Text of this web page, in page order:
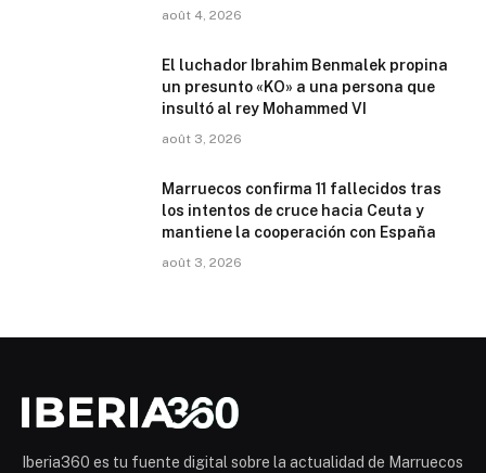
août 4, 2026
El luchador Ibrahim Benmalek propina
un presunto «KO» a una persona que
insultó al rey Mohammed VI
août 3, 2026
Marruecos confirma 11 fallecidos tras
los intentos de cruce hacia Ceuta y
mantiene la cooperación con España
août 3, 2026
Iberia360 es tu fuente digital sobre la actualidad de Marruecos